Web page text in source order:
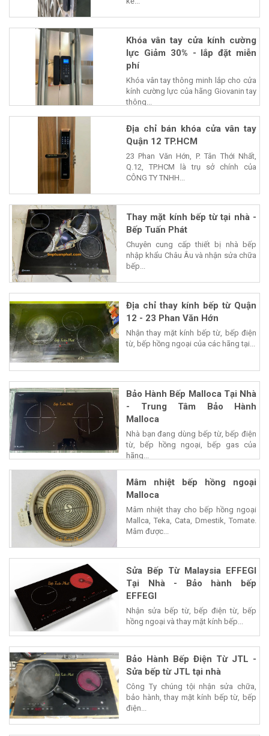
Khóa vân tay cửa kính cường
lực Giảm 30% - lắp đặt miễn
phí
Khóa vân tay thông minh lắp cho cửa
kính cường lực của hãng Giovanin tay
thông...
Địa chỉ bán khóa cửa vân tay
Quận 12 TP.HCM
23 Phan Văn Hớn, P. Tân Thới Nhất,
Q.12, TP.HCM là trụ sở chính của
CÔNG TY TNHH...
Thay mặt kính bếp từ tại nhà -
Bếp Tuấn Phát
Chuyên cung cấp thiết bị nhà bếp
nhập khẩu Châu Âu và nhận sửa chữa
bếp...
Địa chỉ thay kính bếp từ Quận
12 - 23 Phan Văn Hớn
Nhận thay mặt kính bếp từ, bếp điện
từ, bếp hồng ngoại của các hãng tại...
Bảo Hành Bếp Malloca Tại Nhà
- Trung Tâm Bảo Hành
Malloca
Nhà bạn đang dùng bếp từ, bếp điện
từ, bếp hồng ngoại, bếp gas của
hãng...
Mâm nhiệt bếp hồng ngoại
Malloca
Mâm nhiệt thay cho bếp hồng ngoại
Mallca, Teka, Cata, Dmestik, Tomate.
Mâm được...
Sửa Bếp Từ Malaysia EFFEGI
Tại Nhà - Bảo hành bếp
EFFEGI
Nhận sửa bếp từ, bếp điện từ, bếp
hồng ngoại và thay mặt kính bếp...
Bảo Hành Bếp Điện Từ JTL -
Sửa bếp từ JTL tại nhà
Công Ty chúng tội nhận sửa chữa,
bảo hành, thay mặt kính bếp từ, bếp
điện...